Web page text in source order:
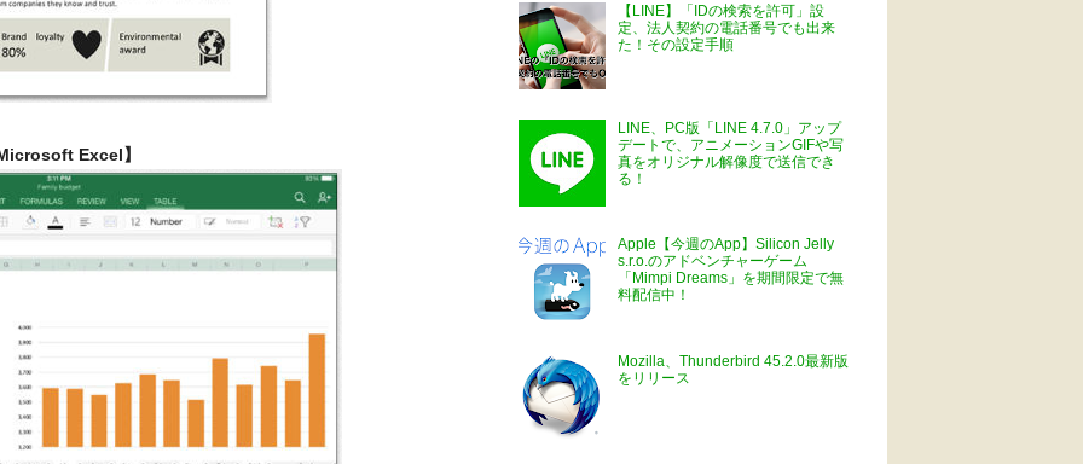
Excel】
【LINE】「IDの検索を許可」設
定、法人契約の電話番号でも出来
た！その設定手順
LINE、PC版「LINE 4.7.0」アップ
デートで、アニメーションGIFや写
真をオリジナル解像度で送信でき
る！
Apple【今週のApp】Silicon Jelly
s.r.o.のアドベンチャーゲーム
「Mimpi Dreams」を期間限定で無
料配信中！
Mozilla、Thunderbird 45.2.0最新版
をリリース